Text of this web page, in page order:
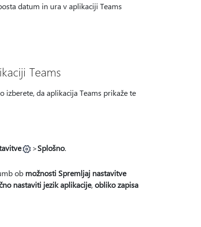
datum in ura v aplikaciji Teams
Teams
da aplikacija Teams prikaže te
>Splošno.
ob možnosti Spremljaj nastavitve
nastaviti jezik aplikacije,obliko zapisa